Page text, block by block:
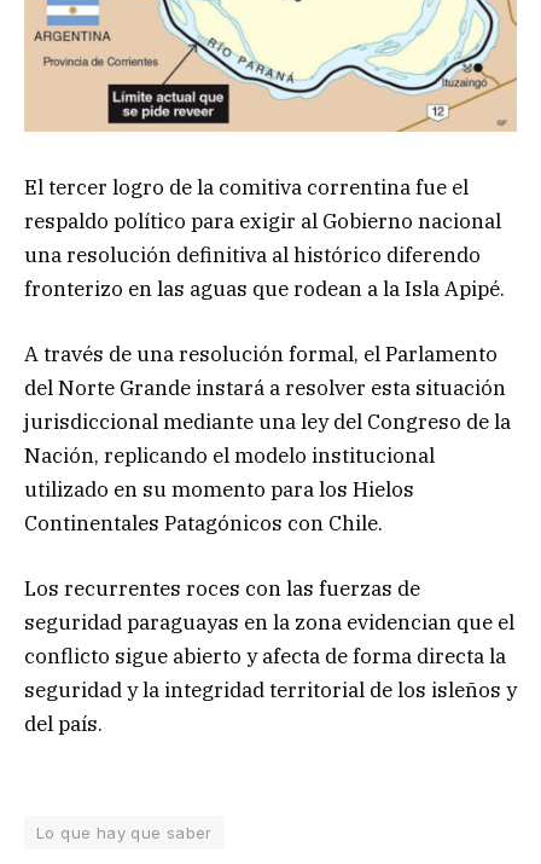
El tercer logro de la comitiva correntina fue el
respaldo político para exigir al Gobierno nacional
una resolución definitiva al histórico diferendo
fronterizo en las aguas que rodean a la Isla Apipé.
A través de una resolución formal, el Parlamento
del Norte Grande instará a resolver esta situación
jurisdiccional mediante una ley del Congreso de la
Nación, replicando el modelo institucional
utilizado en su momento para los Hielos
Continentales Patagónicos con Chile.
Los recurrentes roces con las fuerzas de
seguridad paraguayas en la zona evidencian que el
conflicto sigue abierto y afecta de forma directa la
seguridad y la integridad territorial de los isleños y
del país.
Lo que hay que saber